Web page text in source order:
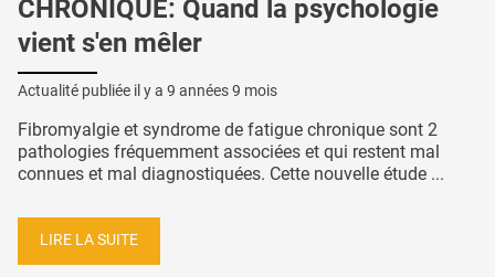
CHRONIQUE: Quand la psychologie
vient s'en mêler
Actualité publiée il y a 9 années 9 mois
Fibromyalgie et syndrome de fatigue chronique sont 2
pathologies fréquemment associées et qui restent mal
connues et mal diagnostiquées. Cette nouvelle étude ...
LIRE LA SUITE